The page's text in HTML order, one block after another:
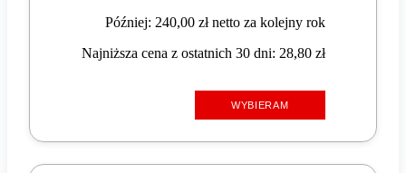
Później: 240,00 zł netto za kolejny rok
Najniższa cena z ostatnich 30 dni: 28,80 zł
WYBIERAM